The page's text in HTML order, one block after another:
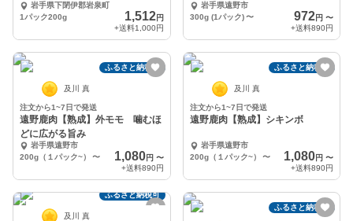
岩手県下閉伊郡岩泉町
1パック200g
1,512円
+送料1,000円
岩手県遠野市
300g (1パック) 〜 972円 〜
+送料890円
ふるさと納税可
及川 真
注文から1~7日で発送
遠野鹿肉【熟成】外モモ 噛むほ
どに広がる旨み
岩手県遠野市
200g（１パック~）
〜 1,080円 〜
+送料890円
ふるさと納税可
及川 真
注文から1~7日で発送
遠野鹿肉【熟成】シキンボ
岩手県遠野市
200g（１パック~）
〜 1,080円 〜
+送料890円
ふるさと納税可
及川 真
ふるさと納税可